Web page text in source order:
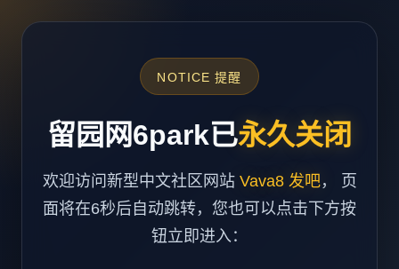
NOTICE 提醒
留园网6park已永久关闭
欢迎访问新型中文社区网站 Vava8 发吧， 页
面将在6秒后自动跳转，您也可以点击下方按
钮立即进入：